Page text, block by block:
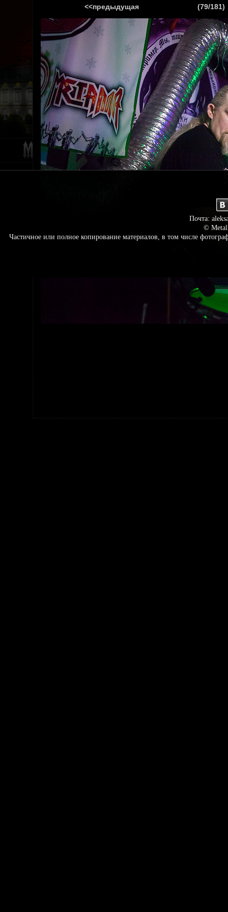
ГЛАВНАЯ
<<предыдущая (79/181)
Почта:
©
Частичное или полное копирование материалов, в том числе